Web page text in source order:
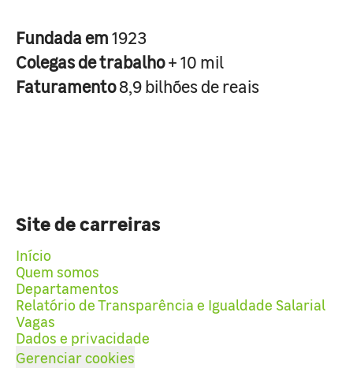
Fundada em1923
Colegas de trabalho+ 10 mil
Faturamento8,9 bilhões de reais
Site de carreiras
Início
Quem somos
Departamentos
Relatório de Transparência e Igualdade Salarial
Vagas
Dados e privacidade
Gerenciar cookies